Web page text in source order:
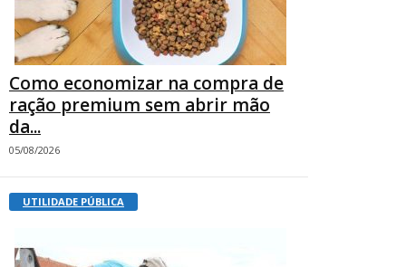
Como economizar na compra de
ração premium sem abrir mão
da...
05/08/2026
UTILIDADE PÚBLICA